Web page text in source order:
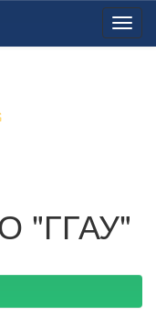
"ГГАУ"